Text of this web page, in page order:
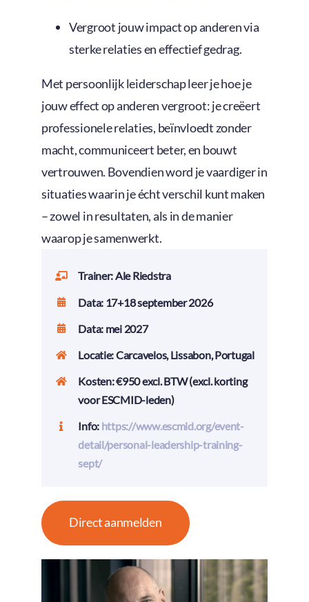
Vergroot jouw impact op anderen via
sterke relaties en effectief gedrag.
Met persoonlijk leiderschap leer je hoe je
jouw effect op anderen vergroot: je creëert
professionele relaties, beïnvloedt zonder
macht, communiceert beter, en bouwt
vertrouwen. Bovendien word je vaardiger in
situaties waarin je écht verschil kunt maken
– zowel in resultaten, als in de manier
waarop je samenwerkt.
Trainer: Ale Riedstra
Data: 17+18 september 2026
Data: mei 2027
Locatie: Carcavelos, Lissabon, Portugal
Kosten: €950 excl. BTW (excl. korting
voor ESCMID-leden)
Info: https://www.escmid.org/event-
detail/personal-leadership-training-
sept/
Direct aanmelden